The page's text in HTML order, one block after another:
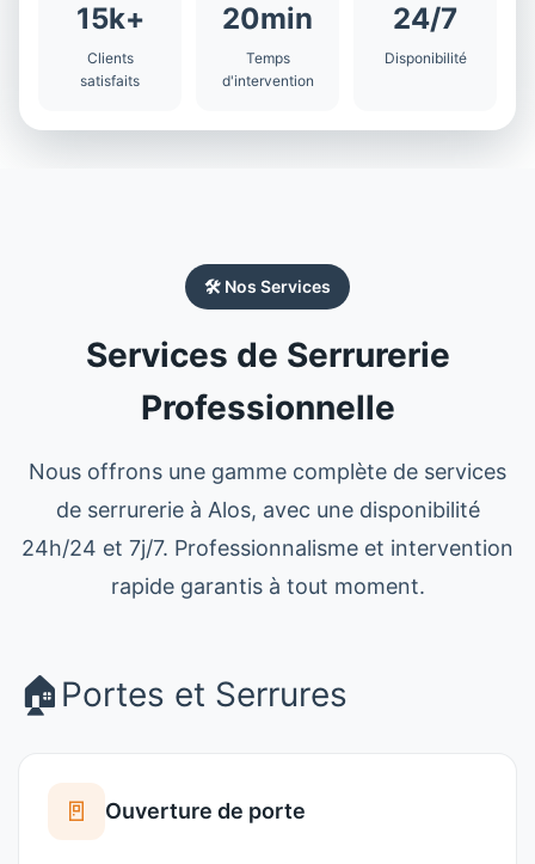
15k+
Clients
satisfaits
20min
Temps
d'intervention
24/7
Disponibilité
🛠️ Nos Services
Services de Serrurerie
Professionnelle
Nous offrons une gamme complète de services
de serrurerie à Alos, avec une disponibilité
24h/24 et 7j/7. Professionnalisme et intervention
rapide garantis à tout moment.
🏠 Portes et Serrures
🚪 Ouverture de porte